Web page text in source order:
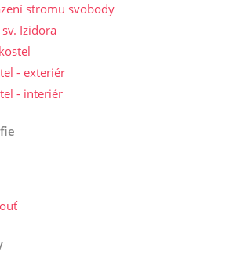
stromu svobody
Izidora
- exteriér
- interiér